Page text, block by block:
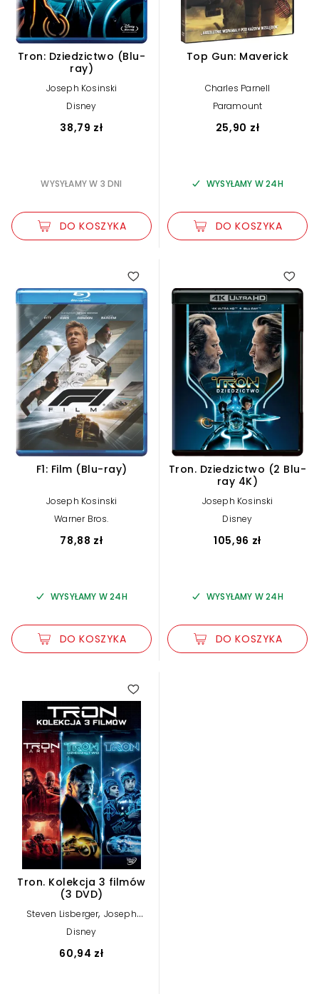
Tron: Dziedzictwo (Blu-
ray)
Joseph Kosinski
Disney
38,79 zł
WYSYŁAMY W 3 DNI
DO KOSZYKA
Top Gun: Maverick
Charles Parnell
Paramount
25,90 zł
WYSYŁAMY W 24H
DO KOSZYKA
F1: Film (Blu-ray)
Joseph Kosinski
Warner Bros.
78,88 zł
WYSYŁAMY W 24H
DO KOSZYKA
Tron. Dziedzictwo (2 Blu-
ray 4K)
Joseph Kosinski
Disney
105,96 zł
WYSYŁAMY W 24H
DO KOSZYKA
Tron. Kolekcja 3 filmów
(3 DVD)
Steven Lisberger, Joseph
Joachim Ronning
Disney
60,94 zł